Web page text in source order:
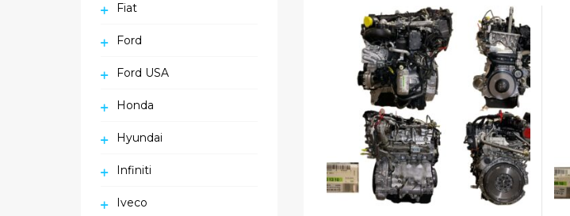
Fiat
Ford
Ford USA
Honda
Hyundai
Infiniti
Iveco